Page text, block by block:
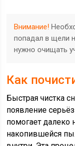
Внимание!
попадал в щели
нужно очищать
Как
Быстрая чистка
появление
помогает далеко
накопившейся